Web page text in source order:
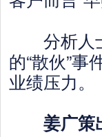
分析人士
的“散伙”
业绩压力。
姜广策